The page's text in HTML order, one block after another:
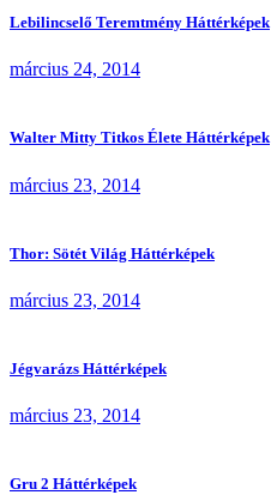
Lebilincselő Teremtmény Háttérképek
március 24, 2014
Walter Mitty Titkos Élete Háttérképek
március 23, 2014
Thor: Sötét Világ Háttérképek
március 23, 2014
Jégvarázs Háttérképek
március 23, 2014
Gru 2 Háttérképek